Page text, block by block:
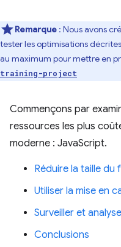
Remarque : Nous avons
tester les optimisations
au maximum pour mettre en
training-project
Commençons par
ressources les plus
moderne : JavaScript.
Réduire la taille du
Utiliser la mise en
Surveiller et
Conclusions